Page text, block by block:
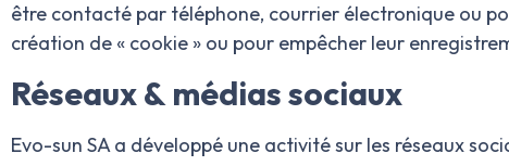
être contacté par téléphone, courrier électronique ou
création de « cookie » ou pour empêcher leur
Réseaux & médias sociaux
Evo-sun SA a développé une activité sur les réseaux